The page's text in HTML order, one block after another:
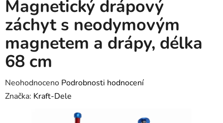
Magnetický drápový
záchyt s neodymovým
magnetem a drápy, délka
68 cm
Průměrné
hodnocení
Neohodnoceno Podrobnosti hodnocení
Značka: Kraft-Dele